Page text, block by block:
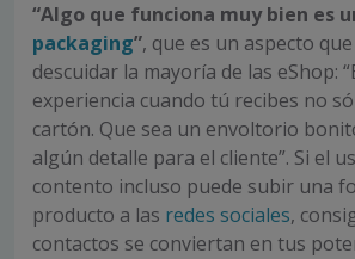
“Algo que funciona muy bien es
packaging”, que es un aspecto
descuidar la mayoría de las eShop:
experiencia cuando tú recibes no
cartón. Que sea un envoltorio
algún detalle para el cliente”. Si el
contento incluso puede subir una
producto a las redes sociales,
contactos se conviertan en tus